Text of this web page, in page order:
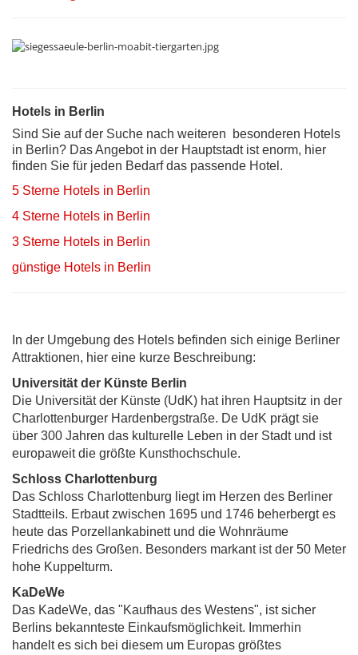
Hotels in Berlin
Sind Sie auf der Suche nach weiteren besonderen Hotels
in Berlin? Das Angebot in der Hauptstadt ist enorm, hier
finden Sie für jeden Bedarf das passende Hotel.
5 Sterne Hotels in Berlin
4 Sterne Hotels in Berlin
3 Sterne Hotels in Berlin
günstige Hotels in Berlin
In der Umgebung des Hotels befinden sich einige Berliner
Attraktionen, hier eine kurze Beschreibung:
Universität der Künste Berlin
Die Universität der Künste (UdK) hat ihren Hauptsitz in der
Charlottenburger Hardenbergstraße. De UdK prägt sie
über 300 Jahren das kulturelle Leben in der Stadt und ist
europaweit die größte Kunsthochschule.
Schloss Charlottenburg
Das Schloss Charlottenburg liegt im Herzen des Berliner
Stadtteils. Erbaut zwischen 1695 und 1746 beherbergt es
heute das Porzellankabinett und die Wohnräume
Friedrichs des Großen. Besonders markant ist der 50 Meter
hohe Kuppelturm.
KaDeWe
Das KadeWe, das "Kaufhaus des Westens", ist sicher
Berlins bekannteste Einkaufsmöglichkeit. Immerhin
handelt es sich bei diesem um Europas größtes